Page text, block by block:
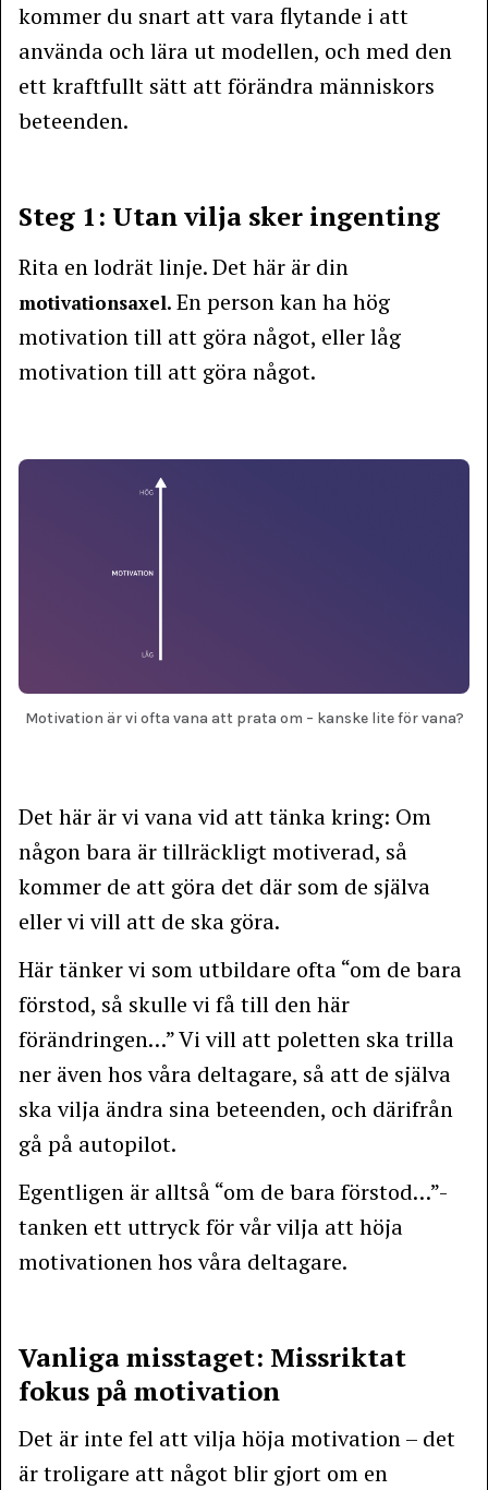
kommer du snart att vara flytande i att
använda och lära ut modellen, och med den
ett kraftfullt sätt att förändra människors
beteenden.
Steg 1: Utan vilja sker ingenting
Rita en lodrät linje. Det här är din
motivationsaxel. En person kan ha hög
motivation till att göra något, eller låg
motivation till att göra något.
Motivation är vi ofta vana att prata om – kanske lite för vana?
Det här är vi vana vid att tänka kring: Om
någon bara är tillräckligt motiverad, så
kommer de att göra det där som de själva
eller vi vill att de ska göra.
Här tänker vi som utbildare ofta “om de bara
förstod, så skulle vi få till den här
förändringen…” Vi vill att poletten ska trilla
ner även hos våra deltagare, så att de själva
ska vilja ändra sina beteenden, och därifrån
gå på autopilot.
Egentligen är alltså “om de bara förstod…”-
tanken ett uttryck för vår vilja att höja
motivationen hos våra deltagare.
Vanliga misstaget: Missriktat
fokus på motivation
Det är inte fel att vilja höja motivation – det
är troligare att något blir gjort om en